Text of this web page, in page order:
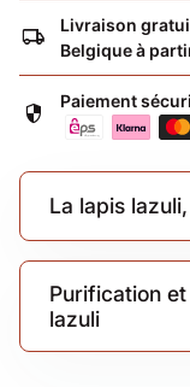
local_shipping
Livraison
Belgique à
security Paiement
La lapis
Purification
lazuli